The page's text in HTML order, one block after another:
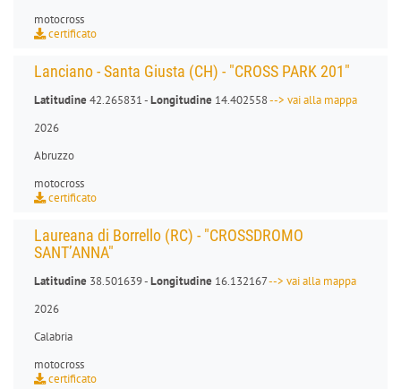
motocross
certificato
Lanciano - Santa Giusta (CH) - "CROSS PARK 201"
Latitudine42.265831 -Longitudine 14.402558--> vai alla mappa
2026
Abruzzo
motocross
certificato
Laureana di Borrello (RC) - "CROSSDROMO
SANT’ANNA"
Latitudine 38.501639 -Longitudine 16.132167--> vai alla mappa
2026
Calabria
motocross
certificato